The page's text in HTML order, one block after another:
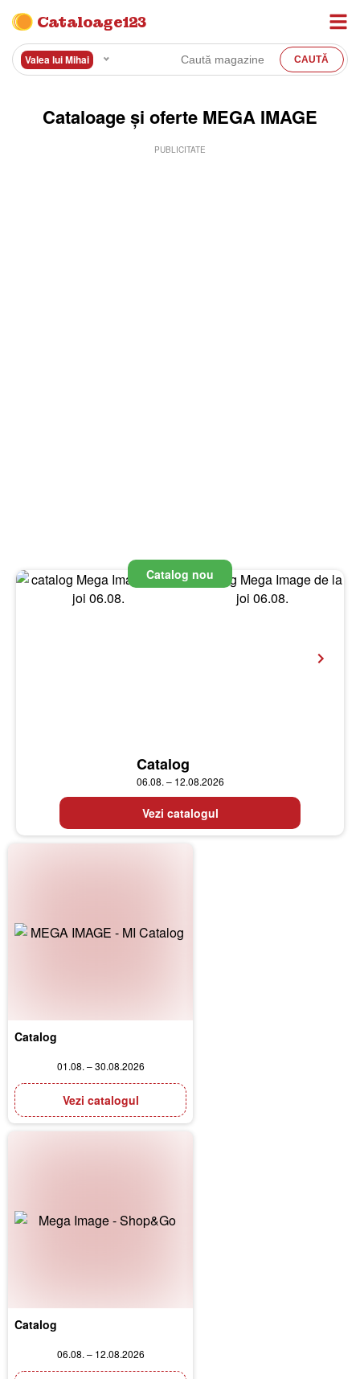
Cataloage123
Valea lui Mihai
Cataloage și oferte MEGA IMAGE
PUBLICITATE
Catalog nou
Catalog
06.08. – 12.08.2026
Vezi catalogul
Catalog
01.08. – 30.08.2026
Vezi catalogul
Catalog
06.08. – 12.08.2026